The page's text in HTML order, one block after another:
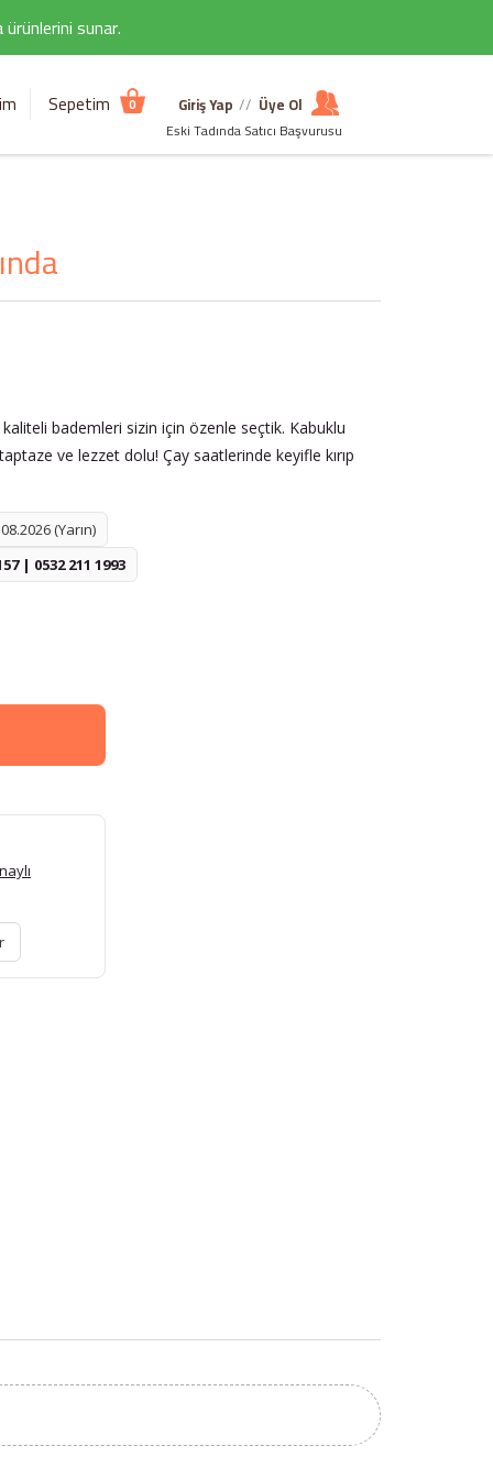
sunar.
Sepetim 0 Giriş Yap // Üye Ol
Eski Tadında Satıcı Başvurusu
bademleri sizin için özenle seçtik. Kabuklu
ve lezzet dolu! Çay saatlerinde keyifle kırıp
(Yarın)
| 0532 211 1993